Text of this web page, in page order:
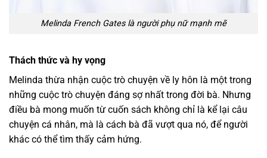
Melinda French Gates là người phụ nữ mạnh mẽ
Thách thức và hy vọng
Melinda thừa nhận cuộc trò chuyện về ly hôn là một trong
những cuộc trò chuyện đáng sợ nhất trong đời bà. Nhưng
điều bà mong muốn từ cuốn sách không chỉ là kể lại câu
chuyện cá nhân, mà là cách bà đã vượt qua nó, để người
khác có thể tìm thấy cảm hứng.